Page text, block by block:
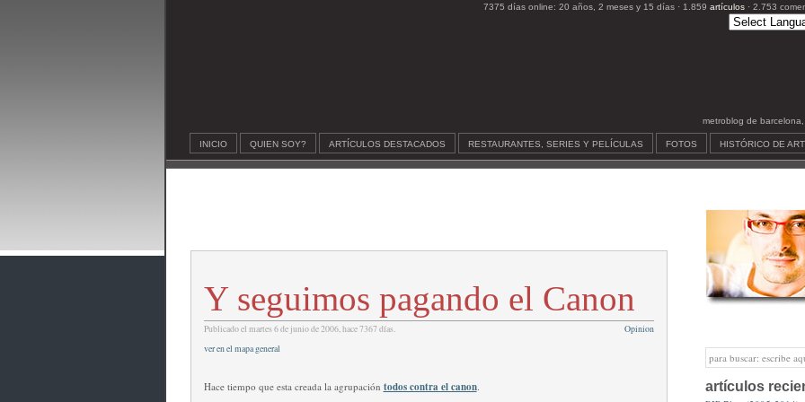
7375 días online: 20 años, 2 meses y 15 días · 1.859 artículos· 2.753
metroblog de
INICIO QUIEN SOY? ARTÍCULOS DESTACADOS RESTAURANTES, SERIES Y PELÍCULAS FOTOS HISTÓRICO DE
Y seguimos pagando el Canon
Publicado el martes 6 de junio de 2006, hace 7367 días.
Opinion
ver en el mapa general
Hace tiempo que esta creada la agrupación todos contra el canon. artículos